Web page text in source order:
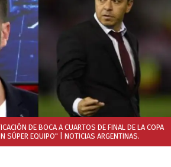
DE BOCA A CUARTOS DE FINAL DE LA COPA
SÚPER EQUIPO" | NOTICIAS ARGENTINAS.